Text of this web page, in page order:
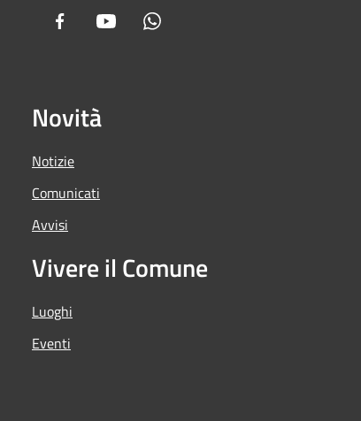
Facebook Youtube
Novità
Notizie
Comunicati
Avvisi
Vivere il Comune
Luoghi
Eventi